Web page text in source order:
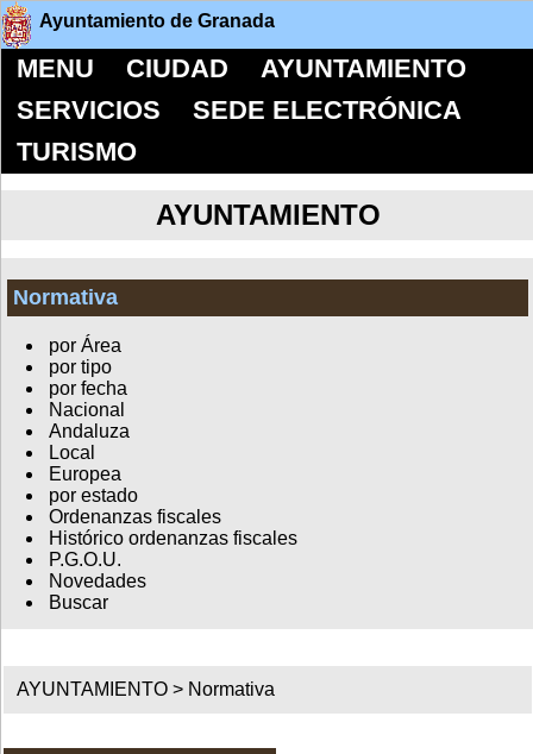
Ayuntamiento de Granada
MENU CIUDAD
AYUNTAMIENTO
SERVICIOS
SEDE ELECTRÓNICA
TURISMO
AYUNTAMIENTO
Normativa
por Área
por tipo
por fecha
Nacional
Andaluza
Local
Europea
por estado
Ordenanzas fiscales
Histórico ordenanzas fiscales
P.G.O.U.
Novedades
Buscar
AYUNTAMIENTO > Normativa